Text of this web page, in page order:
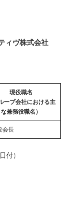
ィヴ株式会社
現役職名
ープ会社における主
な兼務役職名）
会長
付）